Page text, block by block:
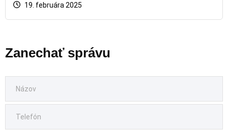
19. februára 2025
Zanechať správu